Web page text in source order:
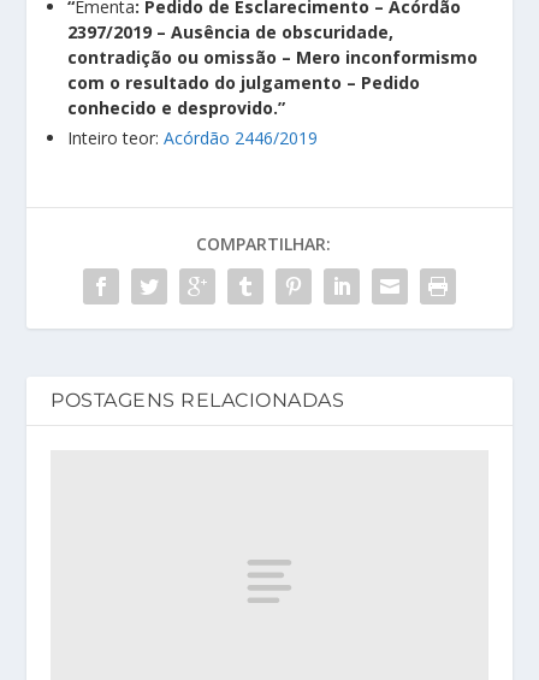
“Ementa: Pedido de Esclarecimento – Acórdão
2397/2019 – Ausência de obscuridade,
contradição ou omissão – Mero inconformismo
com o resultado do julgamento – Pedido
conhecido e desprovido.”
Inteiro teor:Acórdão 2446/2019
COMPARTILHAR:
POSTAGENS RELACIONADAS